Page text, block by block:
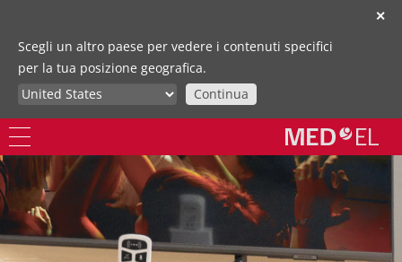
✕
Scegli un altro paese per vedere i contenuti specifici
per la tua posizione geografica.
Continua